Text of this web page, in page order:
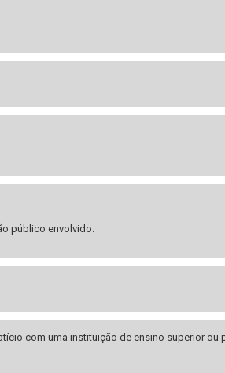
público envolvido.
com uma instituição de ensino superior ou